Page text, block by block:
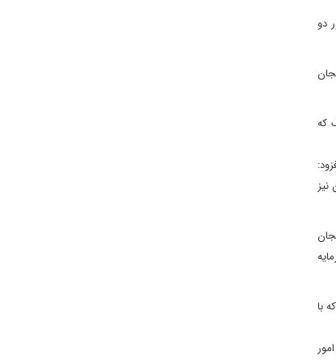
دو
که
است. وی افزود:
سرمایه
با